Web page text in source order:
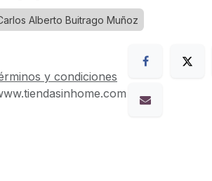
Alberto Buitrago Muñoz
y condiciones